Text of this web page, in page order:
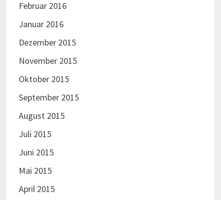
Februar 2016
Januar 2016
Dezember 2015
November 2015
Oktober 2015
September 2015
August 2015
Juli 2015
Juni 2015
Mai 2015
April 2015